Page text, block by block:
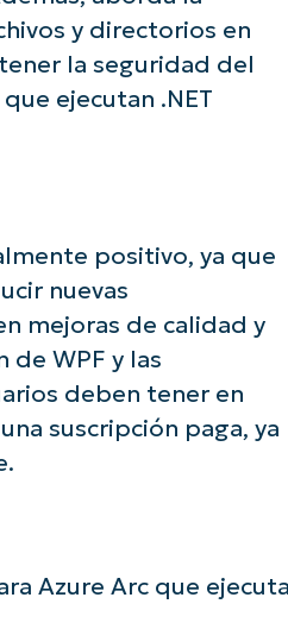
y directorios en
la seguridad del
ejecutan .NET
positivo, ya que
nuevas
mejoras de calidad y
WPF y las
deben tener en
suscripción paga, ya
Azure Arc que
basados en IA de